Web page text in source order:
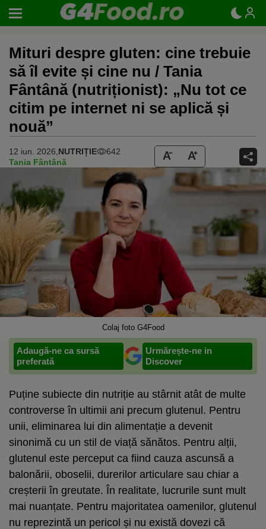
Mituri despre gluten: cine trebuie
să îl evite și cine nu / Tania
Fântână (nutriționist): „Nu tot ce
citim pe internet ni se aplică și
nouă”
12 iun. 2026, NUTRIȚIE
642
Tania Fântână
Colaj foto G4Food
Adaugă-ne ca sursă
preferată
Urmărește-ne in
Discover
Puține subiecte din nutriție au stârnit atât de multe
controverse în ultimii ani precum glutenul. Pentru
unii, eliminarea lui din alimentație a devenit
sinonimă cu un stil de viață sănătos. Pentru alții,
glutenul este perceput ca fiind cauza ascunsă a
balonării, oboselii, durerilor articulare sau chiar a
creșterii în greutate. În realitate, lucrurile sunt mult
mai nuanțate. Pentru majoritatea oamenilor, glutenul
nu reprezintă un pericol și nu există dovezi că